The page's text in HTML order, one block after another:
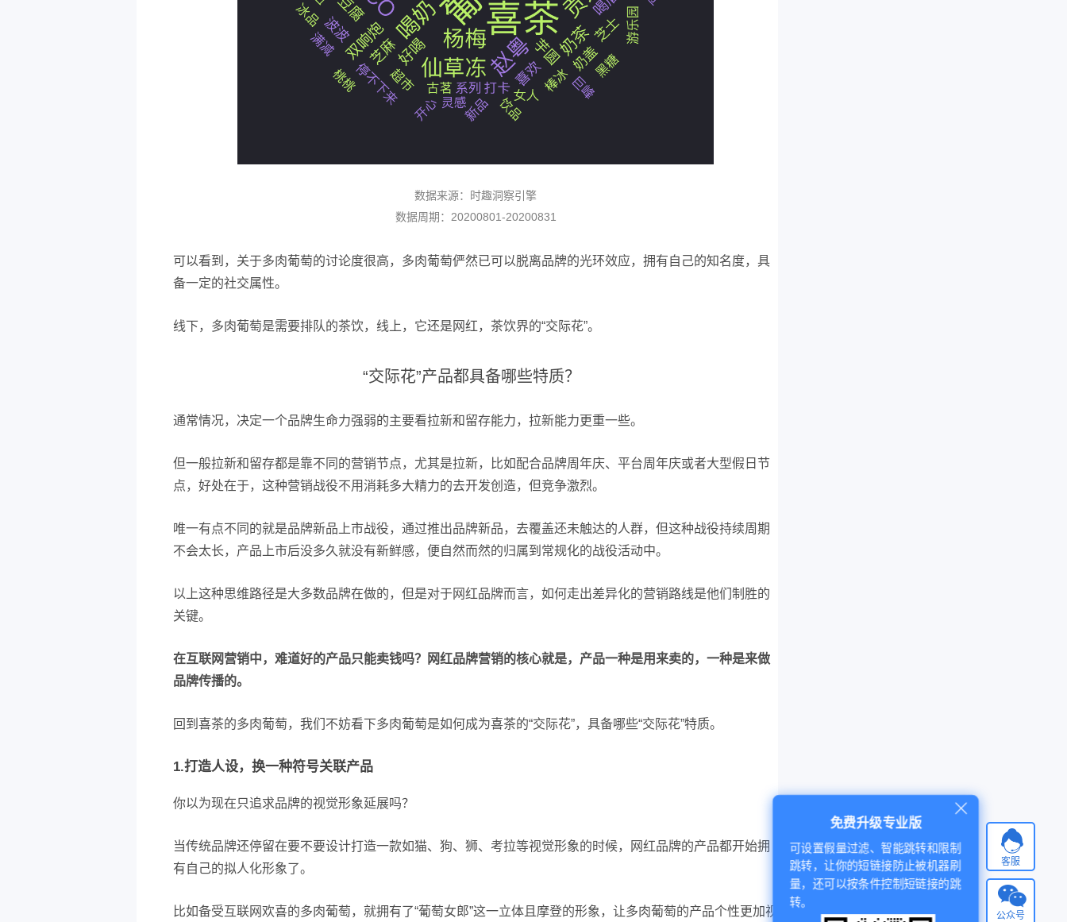
数据来源：时趣洞察引擎
数据周期：20200801-20200831
可以看到，关于多肉葡萄的讨论度很高，多肉葡萄俨然已可以脱离品牌的光环效应，拥有自己的知名度，具
备一定的社交属性。
线下，多肉葡萄是需要排队的茶饮，线上，它还是网红，茶饮界的“交际花”。
“交际花”产品都具备哪些特质？
通常情况，决定一个品牌生命力强弱的主要看拉新和留存能力，拉新能力更重一些。
但一般拉新和留存都是靠不同的营销节点，尤其是拉新，比如配合品牌周年庆、平台周年庆或者大型假日节
点，好处在于，这种营销战役不用消耗多大精力的去开发创造，但竞争激烈。
唯一有点不同的就是品牌新品上市战役，通过推出品牌新品，去覆盖还未触达的人群，但这种战役持续周期
不会太长，产品上市后没多久就没有新鲜感，便自然而然的归属到常规化的战役活动中。
以上这种思维路径是大多数品牌在做的，但是对于网红品牌而言，如何走出差异化的营销路线是他们制胜的
关键。
在互联网营销中，难道好的产品只能卖钱吗？
网红品牌营销的核心就是，产品一种是用来卖的，一种是来做
品牌传播的。
回到喜茶的多肉葡萄，我们不妨看下多肉葡萄是如何成为喜茶的“交际花”，具备哪些“交际花”特质。
1.打造人设，换一种符号关联产品
你以为现在只追求品牌的视觉形象延展吗？
当传统品牌还停留在要不要设计打造一款如猫、狗、狮、考拉等视觉形象的时候，网红品牌的产品都开始拥
有自己的拟人化形象了。
比如备受互联网欢喜的多肉葡萄，就拥有了“葡萄女郎”这一立体且摩登的形象，让多肉葡萄的产品个性更加视
客服
免费升级专业版
可设置假量过滤、智能跳转和限制
跳转，让你的短链接防止被机器刷
量，还可以按条件控制短链接的跳
转。
公众号